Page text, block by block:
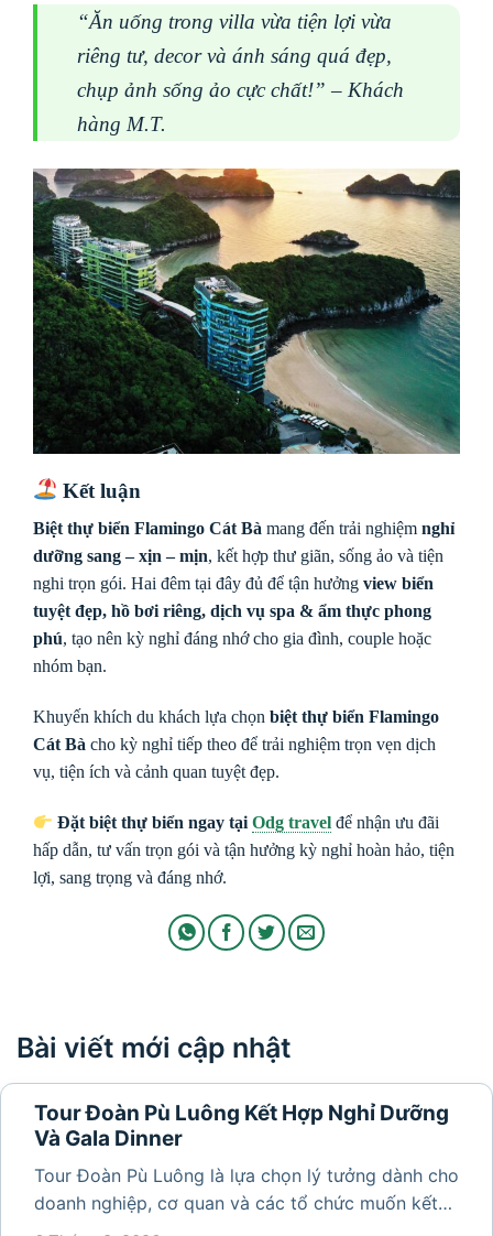
“Ăn uống trong villa vừa tiện lợi vừa
riêng tư, decor và ánh sáng quá đẹp,
chụp ảnh sống ảo cực chất!” – Khách
hàng M.T.
Kết luận
Biệt thự biển Flamingo Cát Bà mang đến trải nghiệm nghỉ
dưỡng sang – xịn – mịn, kết hợp thư giãn, sống ảo và tiện
nghi trọn gói. Hai đêm tại đây đủ để tận hưởng view biển
tuyệt đẹp, hồ bơi riêng, dịch vụ spa & ẩm thực phong
phú, tạo nên kỳ nghỉ đáng nhớ cho gia đình, couple hoặc
nhóm bạn.
Khuyến khích du khách lựa chọn biệt thự biển Flamingo
Cát Bà cho kỳ nghỉ tiếp theo để trải nghiệm trọn vẹn dịch
vụ, tiện ích và cảnh quan tuyệt đẹp.
Đặt biệt thự biển ngay tạiOdg travel để nhận ưu đãi
hấp dẫn, tư vấn trọn gói và tận hưởng kỳ nghỉ hoàn hảo, tiện
lợi, sang trọng và đáng nhớ.
Bài viết mới cập nhật
Tour Đoàn Pù Luông Kết Hợp Nghỉ Dưỡng
Và Gala Dinner
Tour Đoàn Pù Luông là lựa chọn lý tưởng dành cho
doanh nghiệp, cơ quan và các tổ chức muốn kết
hợp nghỉ dưỡng, tham quan và tổ chức các hoạt